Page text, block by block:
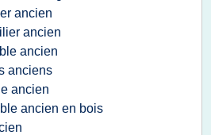
ancien
ancien
ancien
anciens
ancien
ancien en bois